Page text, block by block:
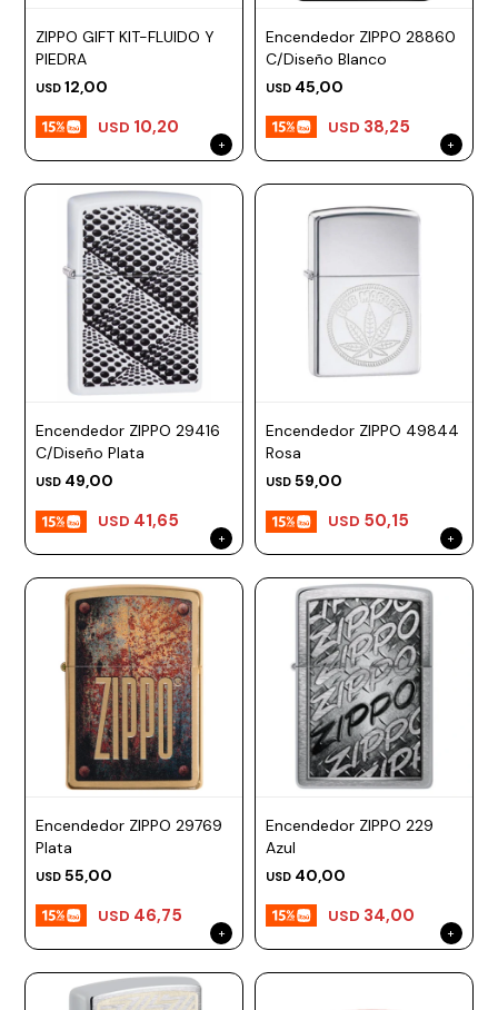
ZIPPO GIFT KIT-FLUIDO Y
PIEDRA
USD 12,00
USD 10,20
Encendedor ZIPPO 28860
C/Diseño Blanco
USD 45,00
USD 38,25
Encendedor ZIPPO 29416
C/Diseño Plata
USD 49,00
USD 41,65
Encendedor ZIPPO 49844
Rosa
USD 59,00
USD 50,15
Encendedor ZIPPO 29769
Plata
USD 55,00
USD 46,75
Encendedor ZIPPO 229
Azul
USD 40,00
USD 34,00
todo
Relojes
Loria
Studio
Casio
Fossil
Jansport
Karvik
Prune
Camelbak
Pluma
Repuestos
Bolígrafo
HIDRATACIÓN
Plastico
Accesorios
MOCHILAS
Encendedores
accesorios
OUTLET
WATCHME
EmpresaCompra